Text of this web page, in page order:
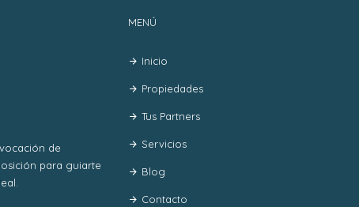
de
para guiarte
MENÚ
Inicio
Propiedades
Tus Partners
Servicios
Blog
Contacto